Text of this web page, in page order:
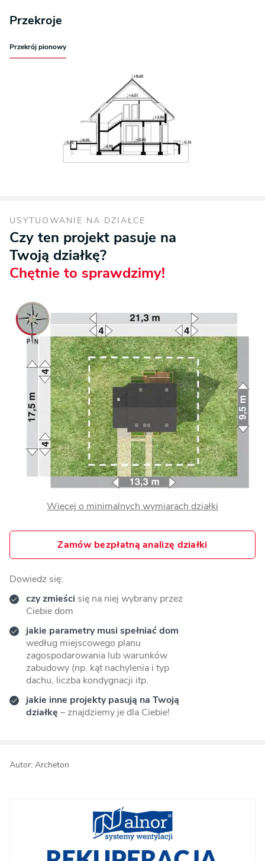
Przekroje
Przekrój pionowy
USYTUOWANIE NA DZIAŁCE
Czy ten projekt pasuje na
Twoją działkę?
Chętnie to sprawdzimy!
Więcej o minimalnych wymiarach działki
Zamów bezpłatną analizę działki
Dowiedz się:
czy zmieści się na niej wybrany przez
Ciebie dom
jakie parametry musi spełniać dom
według miejscowego planu
zagospodarowania lub warunków
zabudowy (np. kąt nachylenia i typ
dachu, liczba kondygnacji itp.
jakie inne projekty pasują na Twoją
działkę – znajdziemy je dla Ciebie!
Autor: Archeton